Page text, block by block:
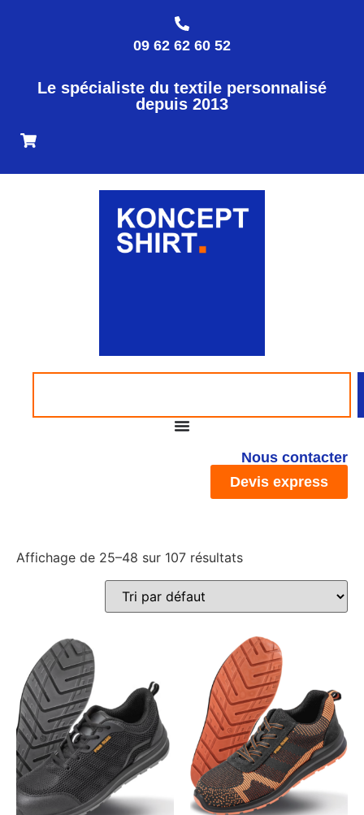
09 62 62 60 52
Le spécialiste du textile personnalisé
depuis 2013
Nous contacter
Devis express
Affichage de 25–48 sur 107 résultats